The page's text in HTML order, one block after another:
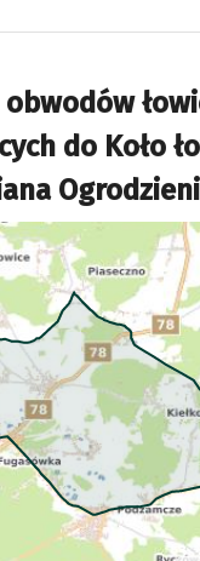
obwodów
do Koło